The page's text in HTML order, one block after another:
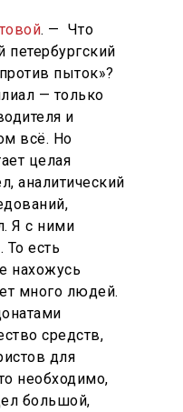
. — Что
петербургский
пыток»?
— только
и
всё. Но
целая
аналитический
Я с ними
То есть
нахожусь
много людей.
средств,
для
необходимо,
большой,